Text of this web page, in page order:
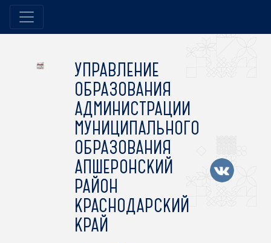
УПРАВЛЕНИЕ
ОБРАЗОВАНИЯ
АДМИНИСТРАЦИИ
МУНИЦИПАЛЬНОГО
ОБРАЗОВАНИЯ
АПШЕРОНСКИЙ
РАЙОН
КРАСНОДАРСКИЙ
КРАЙ